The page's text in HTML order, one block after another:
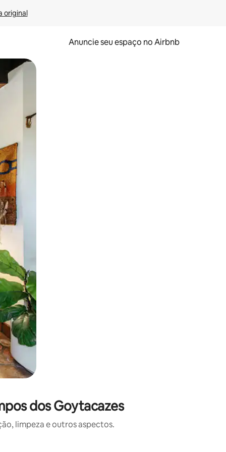
original
Anuncie seu espaço no Airbnb
o dedo na tela.
dos Goytacazes
limpeza e outros aspectos.